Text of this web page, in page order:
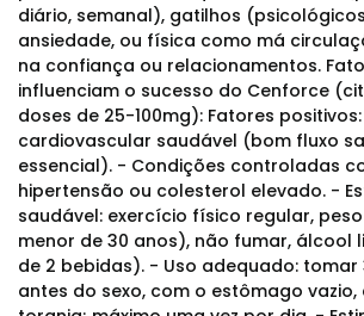
diário, semanal), gatilhos
ansiedade, ou física como má
na confiança ou relacionamentos.
influenciam o sucesso do Cenforce
doses de 25-100mg): Fatores
cardiovascular saudável (bom fluxo
essencial). - Condições controladas
hipertensão ou colesterol elevado. -
saudável: exercício físico regular,
menor de 30 anos), não fumar, álcool
de 2 bebidas). - Uso adequado: tomar
antes do sexo, com o estômago